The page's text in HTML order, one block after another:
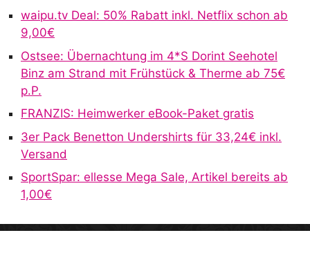
t waipu.tv Deal: 50% Rabatt inkl. Netflix schon ab
9,00€
Ostsee: Übernachtung im 4*S Dorint Seehotel
Binz am Strand mit Frühstück & Therme ab 75€
p.P.
FRANZIS: Heimwerker eBook-Paket gratis
3er Pack Benetton Undershirts für 33,24€ inkl.
Versand
SportSpar: ellesse Mega Sale, Artikel bereits ab
1,00€